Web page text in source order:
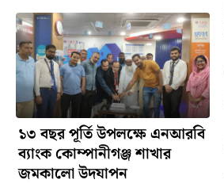
১৩ বছর পূর্তি উপলক্ষে এনআরবি
ব্যাংক কোম্পানীগঞ্জ শাখার
জমকালো উদযাপন